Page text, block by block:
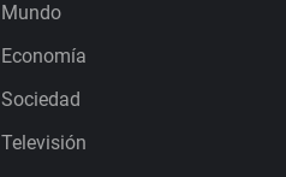
Mundo
Economía
Sociedad
Televisión